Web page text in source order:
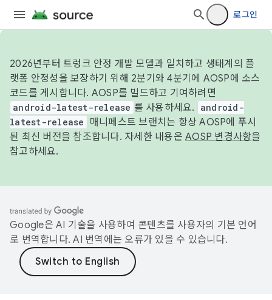
로그인
2026년부터 트렁크 안정 개발 모델과 일치하고 생태계의 플
랫폼 안정성을 보장하기 위해 2분기와 4분기에 AOSP에 소스
코드를 게시합니다. AOSP를 빌드하고 기여하려면
android-latest-release 를 사용하세요.
android-
latest-release
매니페스트 브랜치는 항상 AOSP에 푸시
된 최신 버전을 참조합니다. 자세한 내용은 AOSP 변경사항을
참고하세요.
Google은 AI 기술을 사용하여 콘텐츠를 사용자의 기본 언어
로 번역합니다. AI 번역에는 오류가 있을 수 있습니다.